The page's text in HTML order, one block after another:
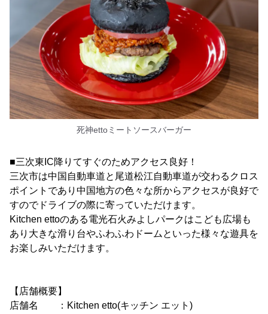
死神ettoミートソースバーガー
■三次東IC降りてすぐのためアクセス良好！
三次市は中国自動車道と尾道松江自動車道が交わるクロス
ポイントであり中国地方の色々な所からアクセスが良好で
すのでドライブの際に寄っていただけます。
Kitchen ettoのある電光石火みよしパークはこども広場も
あり大きな滑り台やふわふわドームといった様々な遊具を
お楽しみいただけます。
【店舗概要】
店舗名 ：Kitchen etto(キッチン エット)